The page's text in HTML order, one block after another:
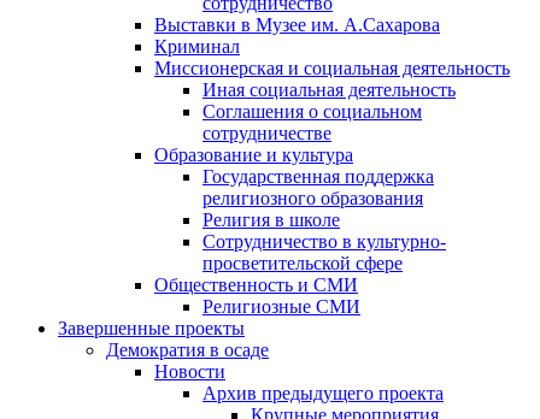
Выставки в Музее им. А.Сахарова
Криминал
Миссионерская и социальная деятельность
Иная социальная деятельность
Соглашения о социальном
сотрудничестве
Образование и культура
Государственная поддержка
религиозного образования
Религия в школе
Сотрудничество в культурно-
просветительской сфере
Общественность и СМИ
Религиозные СМИ
Завершенные проекты
Демократия в осаде
Новости
Архив предыдущего проекта